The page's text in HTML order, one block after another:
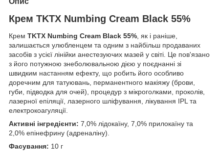
Крем TKTX Numbing Cream Black 55%
Крем TKTX Numbing Cream Black 55%, як і раніше,
залишається улюбленцем та одним з найбільш продаваних
засобів з усієї лінійки анестезуючих мазей у світі. Це пов'язано
з його потужною знеболювальною дією у поєднанні зі
швидким настанням ефекту, що робить його особливо
доречним для татуювань, перманентного макіяжу (брови,
губи, підводка для очей), процедур з мікроголками, проколів,
лазерної епіляції, лазерного шліфування, лікування IPL та
електрокоагуляції.
Активні інгредієнти: 7,0% лідокаїну, 7,0% прилокаїну та
2,0% епінефрину (адреналіну).
Фасування: 10 г